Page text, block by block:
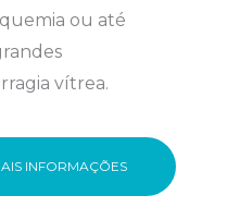
ou até
vítrea.
INFORMAÇÕES